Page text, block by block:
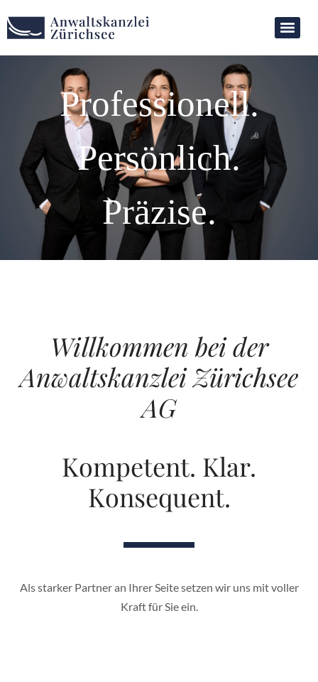
Professionell.
Persönlich.
Präzise.
Willkommen bei der
Anwaltskanzlei Zürichsee
AG
Kompetent. Klar.
Konsequent.
Als starker Partner an Ihrer Seite setzen wir uns mit voller
Kraft für Sie ein.